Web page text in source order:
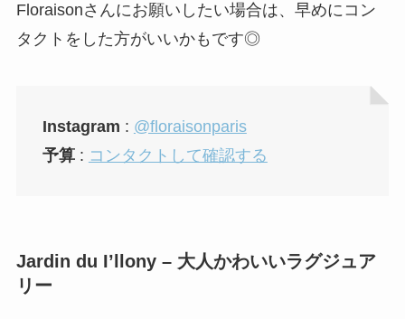
Floraisonさんにお願いしたい場合は、早めにコン
タクトをした方がいいかもです◎
Instagram : @floraisonparis
予算: コンタクトして確認する
Jardin du I’llony – 大人かわいいラグジュア
リー